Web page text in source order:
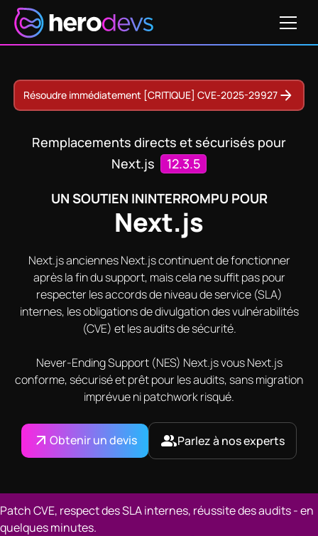
Résoudre immédiatement [CRITIQUE] CVE-2025-29927
Remplacements directs et sécurisés pour
Next.js
12.3.5
UN SOUTIEN ININTERROMPU POUR
Next.js
Next.js anciennes Next.js continuent de fonctionner
après la fin du support, mais cela ne suffit pas pour
respecter les accords de niveau de service (SLA)
internes, les obligations de divulgation des vulnérabilités
(CVE) et les audits de sécurité.
Never-Ending Support (NES) Next.js vous Next.js
conforme, sécurisé et prêt pour les audits, sans migration
imprévue ni patchwork risqué.
Obtenir un devis Parlez à nos experts
Patch CVE, respect des SLA internes, réussite des audits - en
quelques minutes.
Obtenir un devis